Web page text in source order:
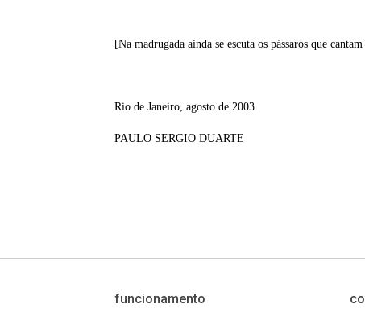
[Na madrugada ainda se escuta os pássaros que
Rio de Janeiro, agosto de 2003
PAULO SERGIO DUARTE
funcionamento